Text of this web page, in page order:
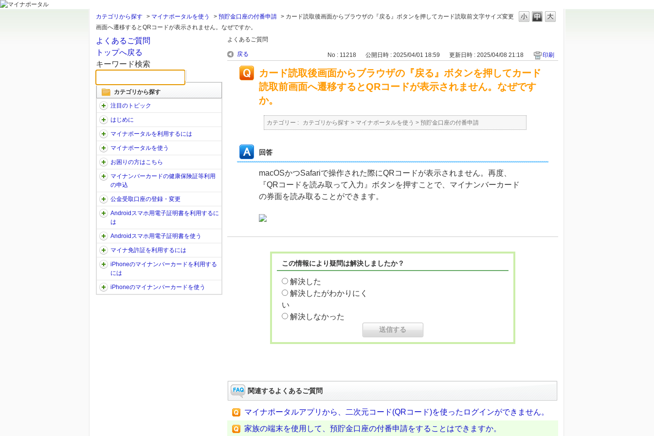
文字サイズ変更
カテゴリから探す > マイナポータルを使う > 預貯金口座の付番申請 > カード読取後画面からブラウザの『戻る』ボタンを押してカード読取前
画面へ遷移するとQRコードが表示されません。なぜですか。
よくあるご質問
トップへ戻る
キーワード検索
カテゴリから探す
注目のトピック
はじめに
マイナポータルを利用するには
マイナポータルを使う
お困りの方はこちら
マイナンバーカードの健康保険証等利用
の申込
公金受取口座の登録・変更
Androidスマホ用電子証明書を利用するに
は
Androidスマホ用電子証明書を使う
マイナ免許証を利用するには
iPhoneのマイナンバーカードを利用する
には
iPhoneのマイナンバーカードを使う
よくあるご質問
戻る No : 11218 公開日時 : 2025/04/01 18:59 更新日時 : 2025/04/08 21:18 印刷
カード読取後画面からブラウザの『戻る』ボタンを押してカード
読取前画面へ遷移するとQRコードが表示されません。なぜです
か。
カテゴリー : カテゴリから探す > マイナポータルを使う > 預貯金口座の付番申請
回答
macOSかつSafariで操作された際にQRコードが表示されません。再度、
『QRコードを読み取って入力』ボタンを押すことで、マイナンバーカード
の券面を読み取ることができます。
この情報により疑問は解決しましたか？
解決した
解決したがわかりにく
い
解決しなかった
関連するよくあるご質問
マイナポータルアプリから、二次元コード(QRコード)を使ったログインができません。
家族の端末を使用して、預貯金口座の付番申請をすることはできますか。